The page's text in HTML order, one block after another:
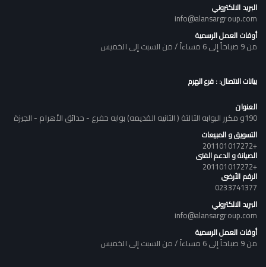
البريد الالكتروني
info@alansargroup.com
أوقات العمل الرسمية
من 9 صباحاً إلى 6 مساءاً / من السبت إلى الخميس
بيانات الاتصال: : فرع الهرم
العنوان
190و مكرر البوابه الثالثة ( الثانيه القديمه) بوابه خفرع - حدائق الأهرام - الجيزة
التسويق و المبيعات
+201101017272
الصيانة و الدعم الفنى
+201101017272
الرقم الأرضى
0233741377
البريد الالكتروني
info@alansargroup.com
أوقات العمل الرسمية
من 9 صباحاً إلى 6 مساءاً / من السبت إلى الخميس